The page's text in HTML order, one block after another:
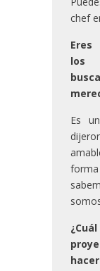
chef
Eres
los
Es
forma